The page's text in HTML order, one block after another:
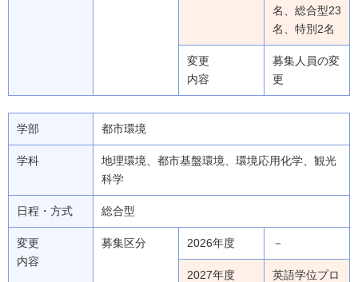
名、総合型23
名、特別2名
変更
内容
募集人員の変
更
学部 都市環境
学科
地理環境、都市基盤環境、環境応用化学、観光
科学
日程・方式 総合型
変更
内容
募集区分 2026年度 －
2027年度
英語学位プロ